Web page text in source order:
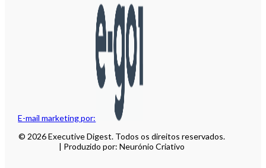
E-mail marketing por:
© 2026 Executive Digest. Todos os direitos reservados.
| Produzido por: Neurónio Criativo